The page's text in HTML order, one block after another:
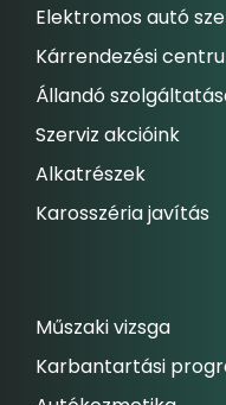
Elektromos autó
Kárrendezési
Állandó
Szerviz akcióink
Alkatrészek
Karosszéria javítás
Műszaki vizsga
Karbantartási